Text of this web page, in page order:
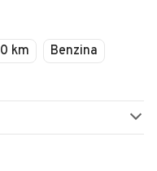
km
Benzina